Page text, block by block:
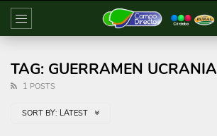
TAG: GUERRAMEN UCRANIA
1 POSTS
SORT BY: LATEST